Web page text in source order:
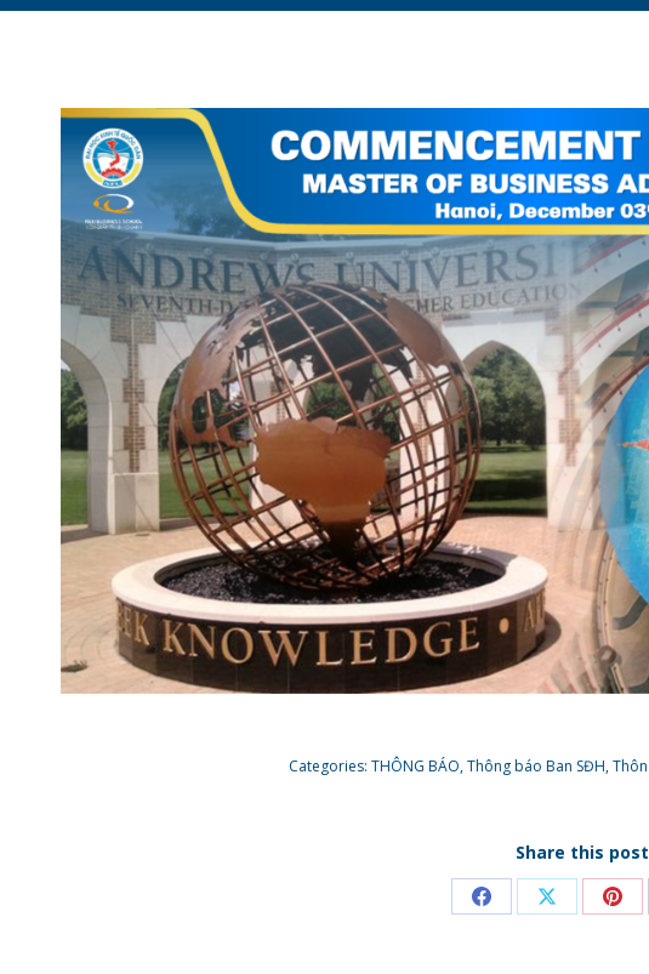
Categories: THÔNG BÁO,Thông báo Ban SĐH,
Share this post
Share Share